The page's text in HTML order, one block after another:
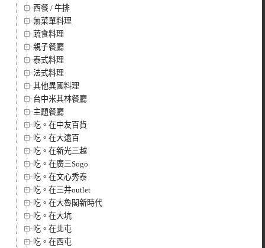
西餐 / 牛排
無菜單料理
蔬食料理
親子餐廳
泰式料理
法式料理
其他異國料理
台中米其林餐廳
主題餐廳
吃。在中友百貨
吃。在大遠百
吃。在新光三越
吃。在廣三Sogo
吃。在文心秀泰
吃。在三井outlet
吃。在大魯閣新時代
吃。在大坑
吃。在北屯
吃。在西屯